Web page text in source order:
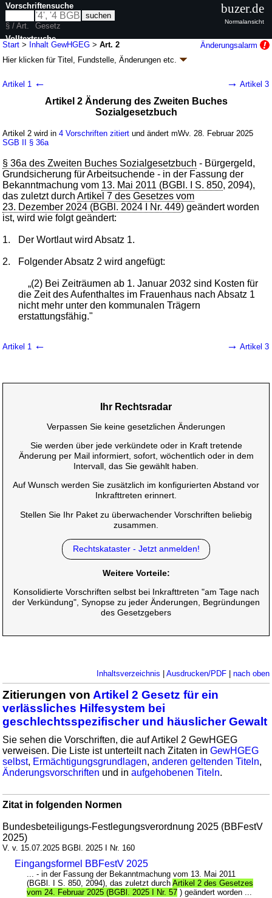
Start > Inhalt GewHGEG >Art. 2
Änderungsalarm
Hier klicken fürTitel, Fundstelle, Änderungen etc.
Hilfesystem bei geschlechtsspezifischer und
häuslicher Gewalt (GewHGEGk.a.Abk.)
27.10.2025BGBl. 2025 I Nr. 255
Geltung ab 28.02.2025, abweichend sieheArtikel 6
wird in 14 Vorschriften zitiert
Artikel 1 ← → Artikel 3
Artikel 2 Änderung des Zweiten Buches
Sozialgesetzbuch
Artikel 2 wird in4 Vorschriften zitiert und ändert mWv. 28. Februar 2025
SGB II § 36a
§ 36a des Zweiten Buches Sozialgesetzbuch - Bürgergeld,
Grundsicherung für Arbeitsuchende - in der Fassung der
Bekanntmachung vom 13. Mai 2011 (BGBl. I S. 850, 2094),
das zuletzt durchArtikel 7 des Gesetzes vom
23. Dezember 2024 (BGBl. 2024 I Nr. 449) geändert worden
ist, wird wie folgt geändert:
1. Der Wortlaut wird Absatz 1.
2. Folgender Absatz 2 wird angefügt:
„(2) Bei Zeiträumen ab 1. Januar 2032 sind Kosten für
die Zeit des Aufenthaltes im Frauenhaus nach Absatz 1
nicht mehr unter den kommunalen Trägern
erstattungsfähig."
Artikel 1 ← → Artikel 3
Ihr Rechtsradar
Verpassen Sie keine gesetzlichen Änderungen
Sie werden über jede verkündete oder in Kraft tretende
Änderung per Mail informiert, sofort, wöchentlich oder in dem
Intervall, das Sie gewählt haben.
Auf Wunsch werden Sie zusätzlich im konfigurierten Abstand vor
Inkrafttreten erinnert.
Stellen Sie Ihr Paket zu überwachender Vorschriften beliebig
zusammen.
Rechtskataster - Jetzt anmelden!
Weitere Vorteile:
Konsolidierte Vorschriften selbst bei Inkrafttreten "am Tage nach
der Verkündung", Synopse zu jeder Änderungen, Begründungen
des Gesetzgebers
Inhaltsverzeichnis Ausdrucken/PDF| nach oben
Zitierungen von Artikel 2 Gesetz für ein
verlässliches Hilfesystem bei
geschlechtsspezifischer und häuslicher Gewalt
Sie sehen die Vorschriften, die auf Artikel 2 GewHGEG
verweisen. Die Liste ist unterteilt nach Zitaten inGewHGEG
selbst, Ermächtigungsgrundlagen,anderen geltenden Titeln,
Änderungsvorschriften und inaufgehobenen Titeln.
Zitat in folgenden Normen
Bundesbeteiligungs-Festlegungsverordnung 2025 (BBFestV
2025)
V. v. 15.07.2025 BGBl. 2025 I Nr. 160
Eingangsformel BBFestV 2025
... - in der Fassung der Bekanntmachung vom 13. Mai 2011
(BGBl. I S. 850, 2094), das zuletzt durchArtikel 2 des Gesetzes
vom 24. Februar 2025 (BGBl. 2025 I Nr. 57 ) geändert worden ...
Vorschriftensuche
§ / Art.
Gesetz
Volltextsuche
nur in GewHGEG
buzer.de
Normalansicht